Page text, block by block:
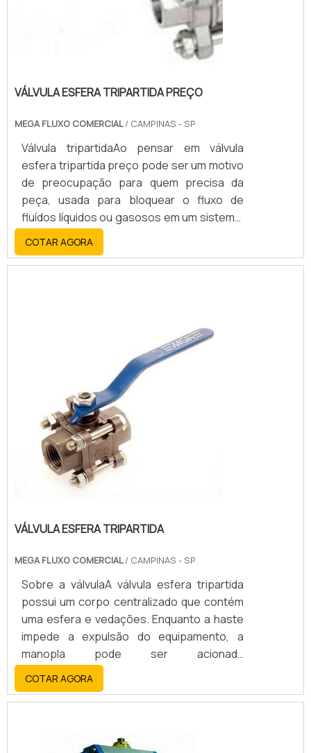
VÁLVULA ESFERA TRIPARTIDA PREÇO
MEGA FLUXO COMERCIAL/ CAMPINAS - SP
Válvula tripartidaAo pensar em válvula
esfera tripartida preço pode ser um motivo
de preocupação para quem precisa da
peça, usada para bloquear o fluxo de
fluídos líquidos ou gasosos em um sistema.
O nome tripartida vem das partes que
integram a válvula: um corpo principal e
duas tampas.Quando se trata de válvula
COTAR AGORA
VÁLVULA ESFERA TRIPARTIDA
MEGA FLUXO COMERCIAL/ CAMPINAS - SP
Sobre a válvulaA válvula esfera tripartida
possui um corpo centralizado que contém
uma esfera e vedações. Enquanto a haste
impede a expulsão do equipamento, a
manopla pode ser acionada
manualmente.Uma válvula esfera tripartida
é fabricada com o intuito de bloquear o
fluxo de líquidos, gases, água, óleo, ar
manutenção muito mais segura por ser
COTAR AGORA